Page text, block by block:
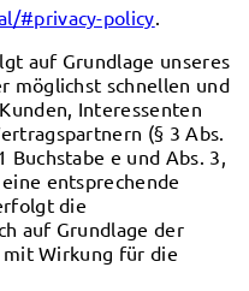
#privacy-policy.
auf Grundlage unseres
möglichst schnellen und
Interessenten
(§ 3 Abs.
Buchstabe e und Abs. 3,
entsprechende
die
auf Grundlage der
Wirkung für die